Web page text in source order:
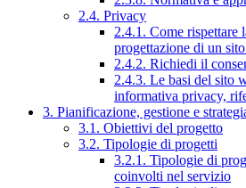
2.4. Privacy
2.4.1. Come rispettare
progettazione di un
2.4.2. Richiedi il
2.4.3. Le basi del sito
informativa privacy,
3. Pianificazione, gestione e
3.1. Obiettivi del progetto
3.2. Tipologie di progetti
3.2.1. Tipologie di
coinvolti nel servizio